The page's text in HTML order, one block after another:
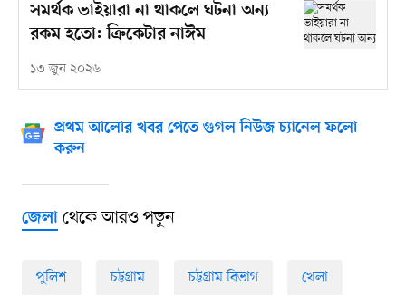
সমর্থক ভাইয়ারা না থাকলে ঘটনা অন্য
রকম হতো: ক্রিকেটার নাঈম
১৩ জুন ২০২৬
প্রথম আলোর খবর পেতে গুগল নিউজ চ্যানেল ফলো
করুন
জেলাথেকে আরও পড়ুন
পুলিশ চট্টগ্রাম চট্টগ্রাম বিভাগ খেলা